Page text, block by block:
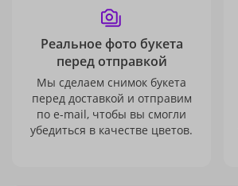
Реальное фото букета
перед отправкой
Мы сделаем снимок букета
перед доставкой и отправим
по e-mail, чтобы вы смогли
убедиться в качестве цветов.